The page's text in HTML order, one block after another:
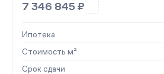
7 346 845 ₽
Ипотека
Стоимость м²
Срок сдачи